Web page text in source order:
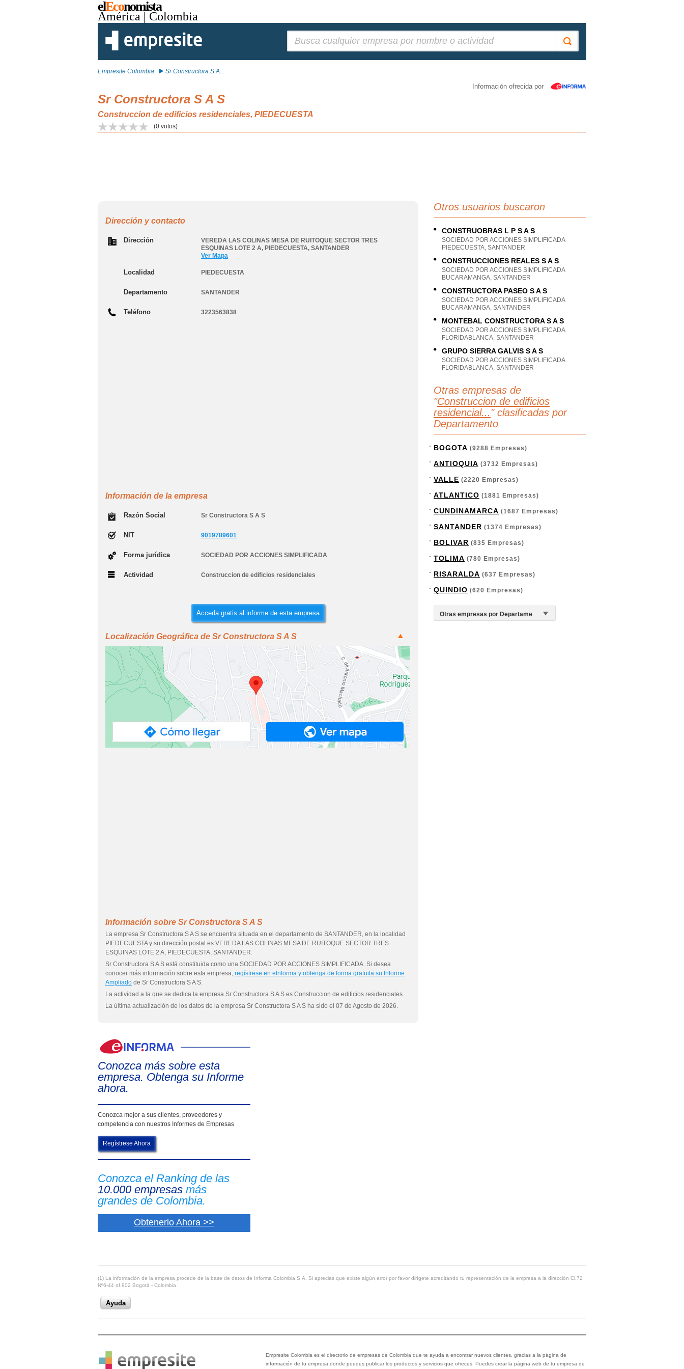
elEconomista
América | Colombia
Empresite Colombia Sr Constructora S A...
Información ofrecida por
Sr Constructora S A S
Construccion de edificios residenciales, PIEDECUESTA
(0 votos)
Dirección y contacto
Dirección
VEREDA LAS COLINAS MESA DE RUITOQUE SECTOR TRES
ESQUINAS LOTE 2 A, PIEDECUESTA, SANTANDER
Ver Mapa
Localidad PIEDECUESTA
Departamento SANTANDER
Teléfono 3223563838
Información de la empresa
Razón Social Sr Constructora S A S
NIT 9019789601
Forma jurídica SOCIEDAD POR ACCIONES SIMPLIFICADA
Actividad Construccion de edificios residenciales
Acceda gratis al informe de esta empresa
Localización Geográfica de Sr Constructora S A S
Información sobre Sr Constructora S A S
La empresa Sr Constructora S A S se encuentra situada en el departamento de SANTANDER, en la localidad
PIEDECUESTA y su dirección postal es VEREDA LAS COLINAS MESA DE RUITOQUE SECTOR TRES
ESQUINAS LOTE 2 A, PIEDECUESTA, SANTANDER.
Sr Constructora S A S está constituida como una SOCIEDAD POR ACCIONES SIMPLIFICADA. Si desea
conocer más información sobre esta empresa, regístrese en eInforma y obtenga de forma gratuita su Informe
Ampliado de Sr Constructora S A S.
La actividad a la que se dedica la empresa Sr Constructora S A S es Construccion de edificios residenciales.
La última actualización de los datos de la empresa Sr Constructora S A S ha sido el 07 de Agosto de 2026.
Conozca más sobre esta
empresa. Obtenga su Informe
ahora.
Conozca mejor a sus clientes, proveedores y
competencia con nuestros Informes de Empresas
Regístrese Ahora
Conozca el Ranking de las
10.000 empresas más
grandes de Colombia.
Obtenerlo Ahora >>
Otros usuarios buscaron
CONSTRUOBRAS L P S A S
SOCIEDAD POR ACCIONES SIMPLIFICADA
PIEDECUESTA, SANTANDER
CONSTRUCCIONES REALES S A S
SOCIEDAD POR ACCIONES SIMPLIFICADA
BUCARAMANGA, SANTANDER
CONSTRUCTORA PASEO S A S
SOCIEDAD POR ACCIONES SIMPLIFICADA
BUCARAMANGA, SANTANDER
MONTEBAL CONSTRUCTORA S A S
SOCIEDAD POR ACCIONES SIMPLIFICADA
FLORIDABLANCA, SANTANDER
GRUPO SIERRA GALVIS S A S
SOCIEDAD POR ACCIONES SIMPLIFICADA
FLORIDABLANCA, SANTANDER
Otras empresas de
"Construccion de edificios
residencial... " clasificadas por
Departamento
BOGOTA (9288 Empresas)
ANTIOQUIA (3732 Empresas)
VALLE (2220 Empresas)
ATLANTICO (1881 Empresas)
CUNDINAMARCA (1687 Empresas)
SANTANDER (1374 Empresas)
BOLIVAR (835 Empresas)
TOLIMA (780 Empresas)
RISARALDA (637 Empresas)
QUINDIO (620 Empresas)
(1) La información de la empresa procede de la base de datos de Informa Colombia S.A. Si aprecias que existe algún error por favor dirígete acreditando tu representación de la empresa a la dirección Cl.72
Nº6-44 of.902 Bogotá - Colombia
Ayuda
Empresite Colombia es el directorio de empresas de Colombia que te ayuda a encontrar nuevos clientes, gracias a la página de
información de tu empresa donde puedes publicar los productos y servicios que ofreces. Puedes crear la página web de tu empresa de